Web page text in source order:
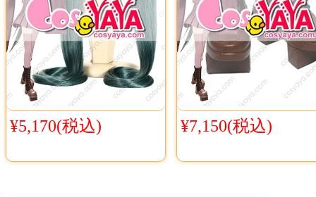
¥5,170(税込) ¥7,150(税込)